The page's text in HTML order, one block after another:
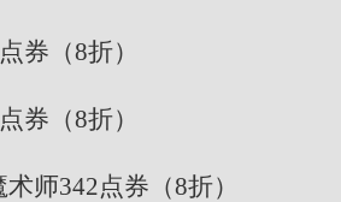
券（8折）
券（8折）
师342点券（8折）